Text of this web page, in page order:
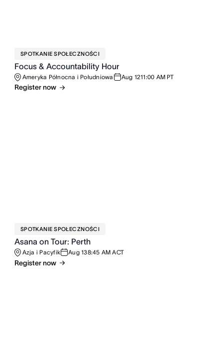
SPOTKANIE SPOŁECZNOŚCI
Focus & Accountability Hour
Ameryka Północna i Południowa Aug 1211:00 AM PT
Register now
SPOTKANIE SPOŁECZNOŚCI
Asana on Tour: Perth
Azja i Pacyfik Aug 138:45 AM ACT
Register now